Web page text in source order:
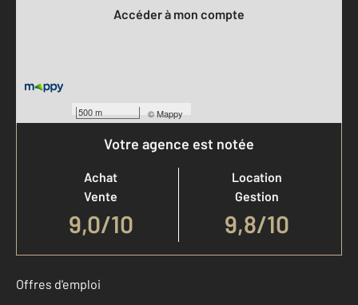
500 m ©Mappy
Accéder à mon compte
Votre agence est notée
Achat
Vente
9,0/10
Location
Gestion
9,8/10
Offres d'emploi